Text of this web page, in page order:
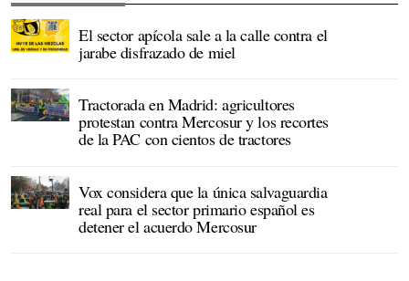
El sector apícola sale a la calle contra el
jarabe disfrazado de miel
Tractorada en Madrid: agricultores
protestan contra Mercosur y los recortes
de la PAC con cientos de tractores
Vox considera que la única salvaguardia
real para el sector primario español es
detener el acuerdo Mercosur